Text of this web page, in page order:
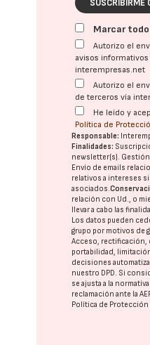
SUSCRIBIRME
Marcar
Autorizo el
avisos
interempresas.net
Autorizo el
de terceros vía
He leído y
Política de
Responsable:
Finalidades:
newsletter(s).
Envío de emails
relativos a intereses
asociados.
relación con Ud., o
llevar a cabo las
Los datos pueden
grupo por motivos de
Acceso,
portabilidad,
decisiones
nuestro DPD. Si
se ajusta a la
reclamación ante la
Política de Protección